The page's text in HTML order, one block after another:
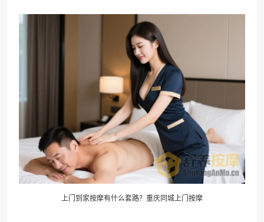
上门到家按摩有什么套路？重庆同城上门按摩